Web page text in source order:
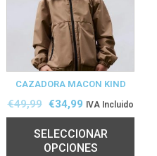
CAZADORA MACON KIND
€49,99 €34,99 IVA Incluido
SELECCIONAR
OPCIONES